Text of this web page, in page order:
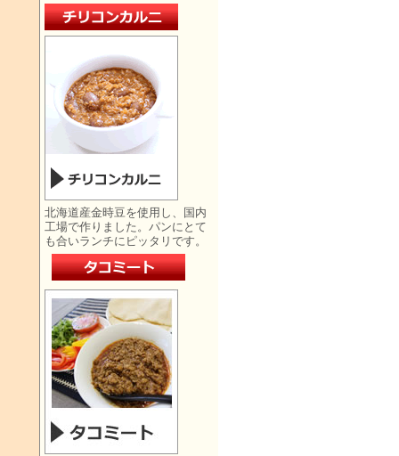
北海道産金時豆を使用し、国内
工場で作りました。パンにとて
も合いランチにピッタリです。